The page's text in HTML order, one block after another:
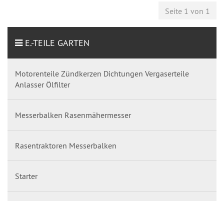
Seite 1 von 1
E.-TEILE GARTEN
Motorenteile Zündkerzen Dichtungen Vergaserteile
Anlasser Ölfilter
Messerbalken Rasenmähermesser
Rasentraktoren Messerbalken
Starter